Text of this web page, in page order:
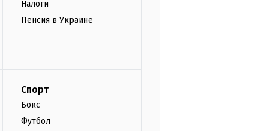
Налоги
Пенсия в Украине
Спорт
Бокс
Футбол